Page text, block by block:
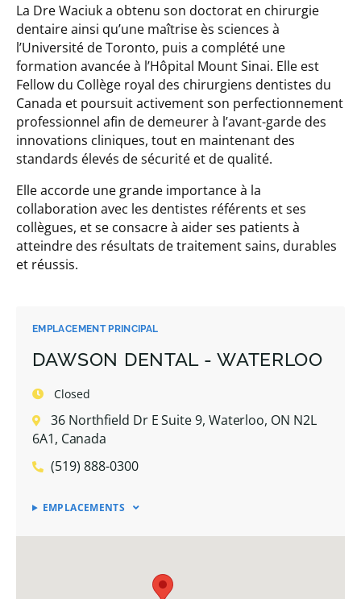
EMPLACEMENT PRINCIPAL
DAWSON DENTAL - WATERLOO
Closed
36 Northfield Dr E Suite 9, Waterloo, ON N2L
6A1, Canada
(519) 888-0300
EMPLACEMENTS
La Dre Waciuk a obtenu son doctorat en chirurgie
dentaire ainsi qu’une maîtrise ès sciences à
l’Université de Toronto, puis a complété une
formation avancée à l’Hôpital Mount Sinai. Elle est
Fellow du Collège royal des chirurgiens dentistes du
Canada et poursuit activement son perfectionnement
professionnel afin de demeurer à l’avant-garde des
innovations cliniques, tout en maintenant des
standards élevés de sécurité et de qualité.
Elle accorde une grande importance à la
collaboration avec les dentistes référents et ses
collègues, et se consacre à aider ses patients à
atteindre des résultats de traitement sains, durables
et réussis.